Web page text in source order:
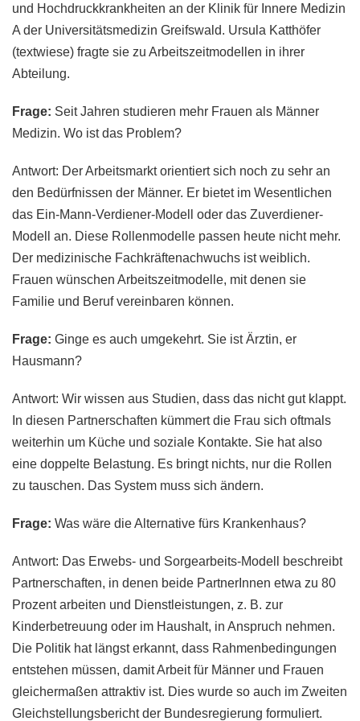
und Hochdruckkrankheiten an der Klinik für Innere Medizin
A der Universitätsmedizin Greifswald. Ursula Katthöfer
(textwiese) fragte sie zu Arbeitszeitmodellen in ihrer
Abteilung.
Frage: Seit Jahren studieren mehr Frauen als Männer
Medizin. Wo ist das Problem?
Antwort: Der Arbeitsmarkt orientiert sich noch zu sehr an
den Bedürfnissen der Männer. Er bietet im Wesentlichen
das Ein-Mann-Verdiener-Modell oder das Zuverdiener-
Modell an. Diese Rollenmodelle passen heute nicht mehr.
Der medizinische Fachkräftenachwuchs ist weiblich.
Frauen wünschen Arbeitszeitmodelle, mit denen sie
Familie und Beruf vereinbaren können.
Frage: Ginge es auch umgekehrt. Sie ist Ärztin, er
Hausmann?
Antwort: Wir wissen aus Studien, dass das nicht gut klappt.
In diesen Partnerschaften kümmert die Frau sich oftmals
weiterhin um Küche und soziale Kontakte. Sie hat also
eine doppelte Belastung. Es bringt nichts, nur die Rollen
zu tauschen. Das System muss sich ändern.
Frage: Was wäre die Alternative fürs Krankenhaus?
Antwort: Das Erwebs- und Sorgearbeits-Modell beschreibt
Partnerschaften, in denen beide PartnerInnen etwa zu 80
Prozent arbeiten und Dienstleistungen, z. B. zur
Kinderbetreuung oder im Haushalt, in Anspruch nehmen.
Die Politik hat längst erkannt, dass Rahmenbedingungen
entstehen müssen, damit Arbeit für Männer und Frauen
gleichermaßen attraktiv ist. Dies wurde so auch im Zweiten
Gleichstellungsbericht der Bundesregierung formuliert.